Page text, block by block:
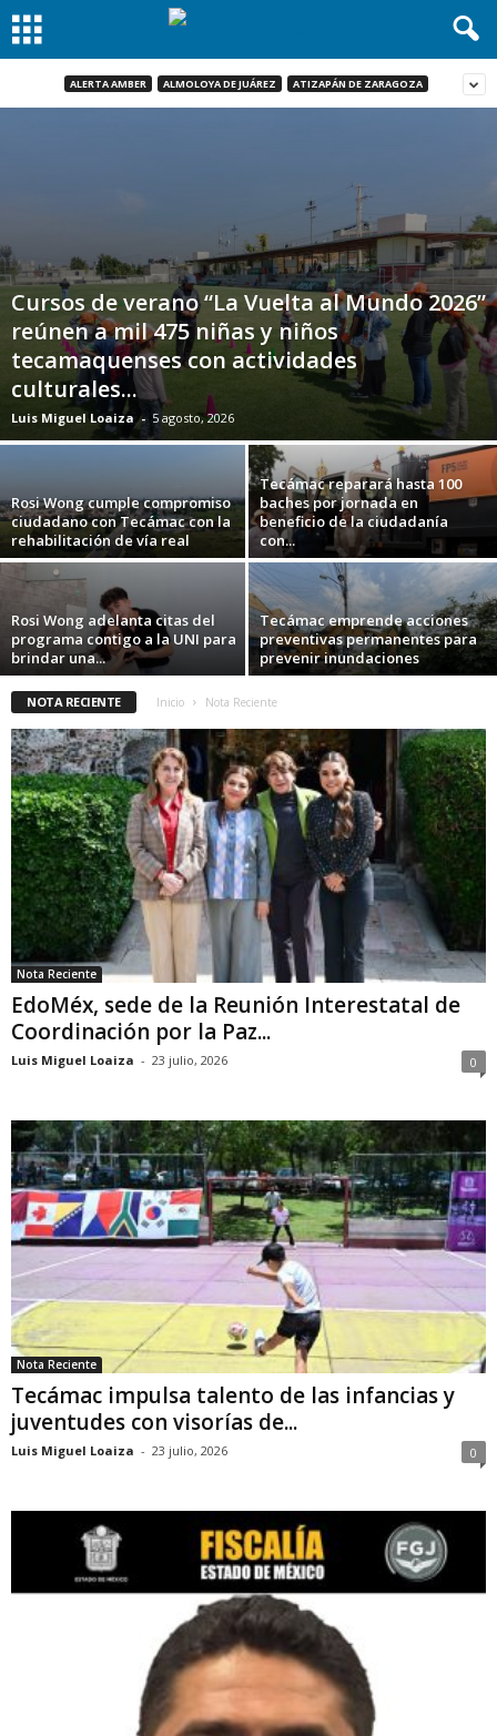
ALERTA AMBER ALMOLOYA DE JUÁREZ ATIZAPÁN DE ZARAGOZA
Cursos de verano “La Vuelta al Mundo 2026”
reúnen a mil 475 niñas y niños
tecamaquenses con actividades
culturales...
Luis Miguel Loaiza - 5 agosto, 2026
Rosi Wong cumple compromiso
ciudadano con Tecámac con la
rehabilitación de vía real
Tecámac reparará hasta 100
baches por jornada en
beneficio de la ciudadanía
con...
Rosi Wong adelanta citas del
programa contigo a la UNI para
brindar una...
Tecámac emprende acciones
preventivas permanentes para
prevenir inundaciones
NOTA RECIENTE Inicio Nota Reciente
Nota Reciente
EdoMéx, sede de la Reunión Interestatal de
Coordinación por la Paz...
Luis Miguel Loaiza - 23 julio, 2026 0
Nota Reciente
Tecámac impulsa talento de las infancias y
juventudes con visorías de...
Luis Miguel Loaiza - 23 julio, 2026 0